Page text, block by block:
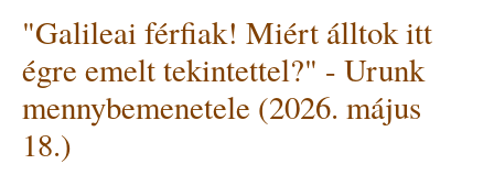
are
here
to
top
"Galileai férfiak! Miért álltok itt
égre emelt tekintettel?" - Urunk
mennybemenetele (2026. május
18.)